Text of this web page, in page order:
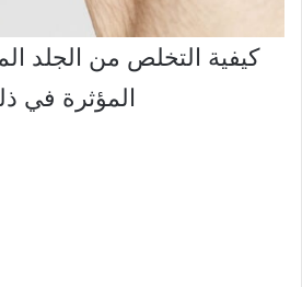
كيفية التخلص من الجلد
المؤثرة في